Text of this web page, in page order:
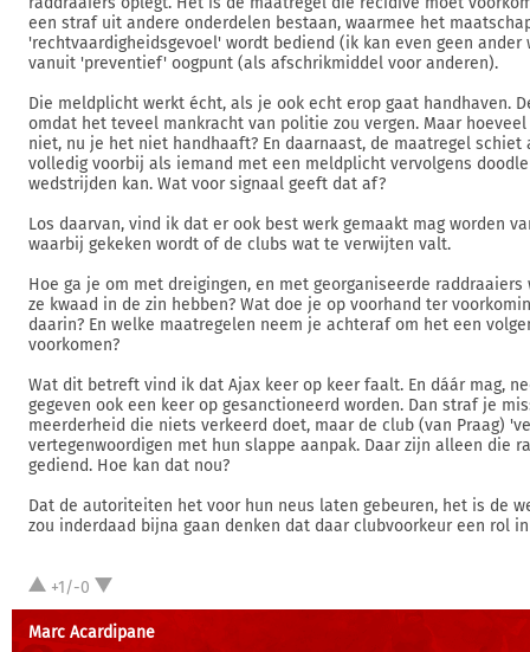
een straf uit andere onderdelen bestaan, waarmee het
'rechtvaardigheidsgevoel' wordt bediend (ik kan even geen ander
vanuit 'preventief' oogpunt (als afschrikmiddel voor anderen).
Die meldplicht werkt écht, als je ook echt erop gaat handhaven.
omdat het teveel mankracht van politie zou vergen. Maar
niet, nu je het niet handhaaft? En daarnaast, de maatregel schiet
volledig voorbij als iemand met een meldplicht vervolgens
wedstrijden kan. Wat voor signaal geeft dat af?
Los daarvan, vind ik dat er ook best werk gemaakt mag worden
waarbij gekeken wordt of de clubs wat te verwijten valt.
Hoe ga je om met dreigingen, en met georganiseerde
ze kwaad in de zin hebben? Wat doe je op voorhand ter
daarin? En welke maatregelen neem je achteraf om het een
voorkomen?
Wat dit betreft vind ik dat Ajax keer op keer faalt. En dáár mag,
gegeven ook een keer op gesanctioneerd worden. Dan straf je
meerderheid die niets verkeerd doet, maar de club (van Praag)
vertegenwoordigen met hun slappe aanpak. Daar zijn alleen die
gediend. Hoe kan dat nou?
Dat de autoriteiten het voor hun neus laten gebeuren, het is de
zou inderdaad bijna gaan denken dat daar clubvoorkeur een rol
+1/-0
Marc Acardipane